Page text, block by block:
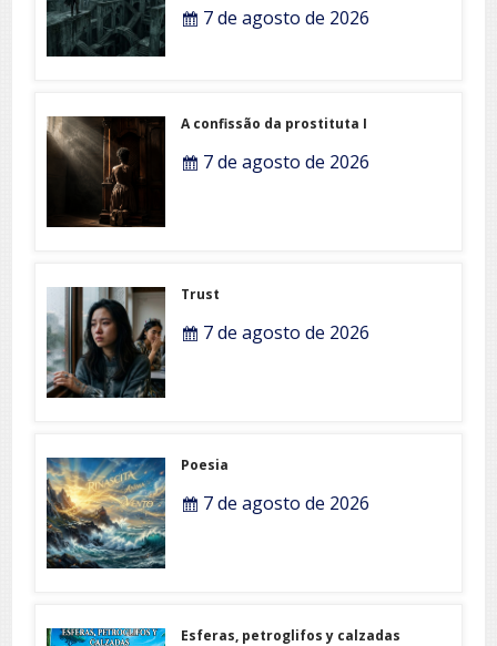
7 de agosto de 2026
A confissão da prostituta I
7 de agosto de 2026
Trust
7 de agosto de 2026
Poesia
7 de agosto de 2026
Esferas, petroglifos y calzadas